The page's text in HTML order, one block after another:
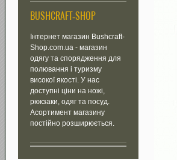
BUSHCRAFT-SHOP
Інтернет магазин Bushcraft-
Shop.com.ua - магазин
одягу та спорядження для
полювання і туризму
високої якості. У нас
доступні ціни на ножі,
рюкзаки, одяг та посуд.
Асортимент магазину
постійно розширюється.